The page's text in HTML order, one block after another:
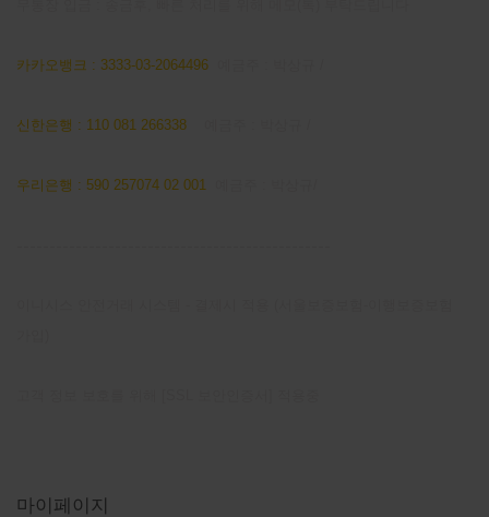
카카오뱅크 : 3333-03-2064496
신한은행 : 110 081 266338
우리은행 : 590 257074 02 001
마이페이지